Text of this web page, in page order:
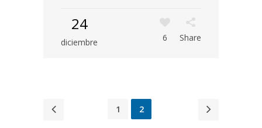
24
diciembre 6 Share
1 2